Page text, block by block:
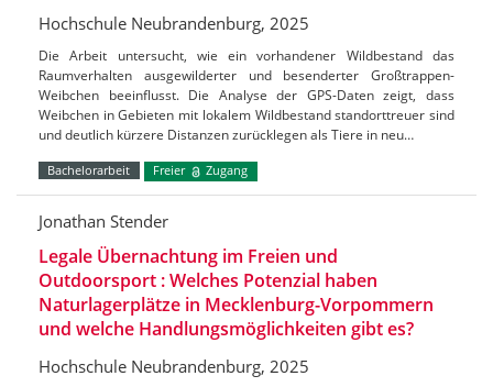
Hochschule Neubrandenburg, 2025
Die Arbeit untersucht, wie ein vorhandener Wildbestand das
Raumverhalten ausgewilderter und besenderter Großtrappen-
Weibchen beeinflusst. Die Analyse der GPS-Daten zeigt, dass
Weibchen in Gebieten mit lokalem Wildbestand standorttreuer sind
und deutlich kürzere Distanzen zurücklegen als Tiere in neu…
Bachelorarbeit Freier Zugang
Jonathan Stender
Legale Übernachtung im Freien und
Outdoorsport : Welches Potenzial haben
Naturlagerplätze in Mecklenburg-Vorpommern
und welche Handlungsmöglichkeiten gibt es?
Hochschule Neubrandenburg, 2025